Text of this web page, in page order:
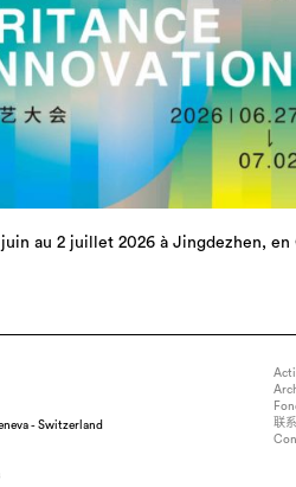
au 2 juillet 2026 à Jingdezhen, en
- Switzerland
联系